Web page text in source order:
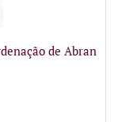
de Abran